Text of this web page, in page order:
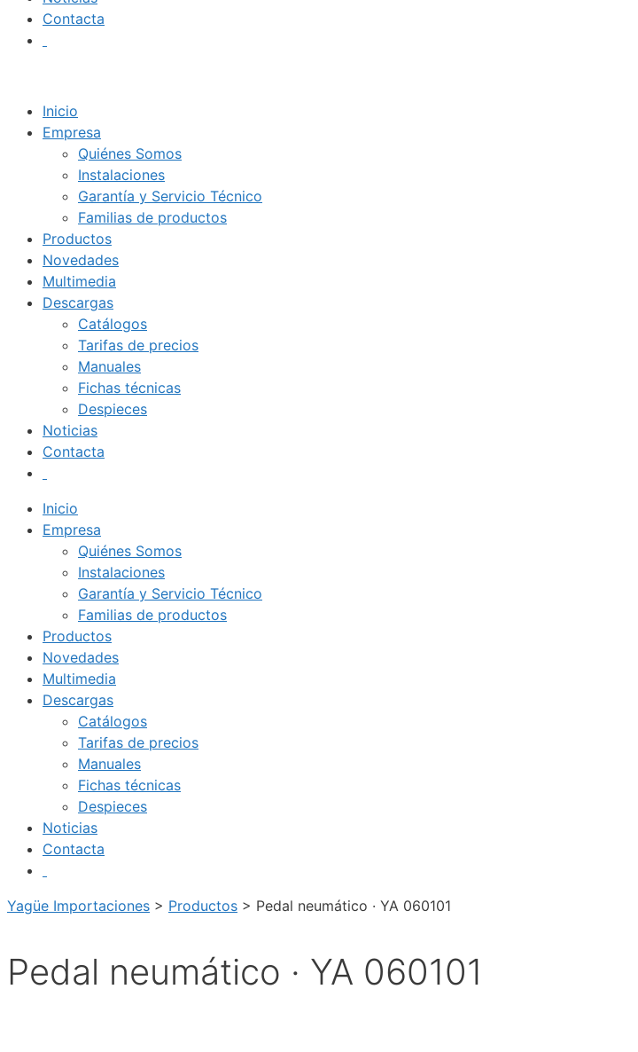
Contacta
Inicio
Empresa
Quiénes Somos
Instalaciones
Garantía y Servicio Técnico
Familias de productos
Productos
Novedades
Multimedia
Descargas
Catálogos
Tarifas de precios
Manuales
Fichas técnicas
Despieces
Noticias
Contacta
Inicio
Empresa
Quiénes Somos
Instalaciones
Garantía y Servicio Técnico
Familias de productos
Productos
Novedades
Multimedia
Descargas
Catálogos
Tarifas de precios
Manuales
Fichas técnicas
Despieces
Noticias
Contacta
Yagüe Importaciones > Productos > Pedal neumático · YA 060101
Pedal neumático · YA 060101